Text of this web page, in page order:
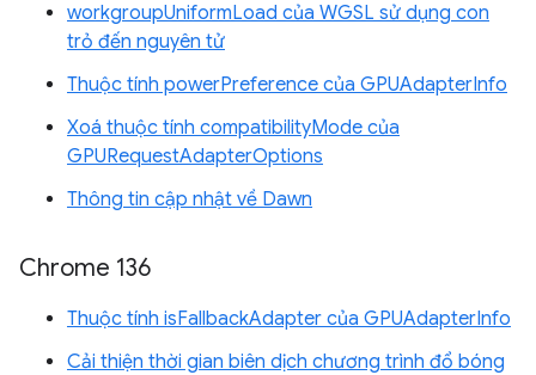
workgroupUniformLoad của WGSL sử dụng con
trỏ đến nguyên tử
Thuộc tính powerPreference của GPUAdapterInfo
Xoá thuộc tính compatibilityMode của
GPURequestAdapterOptions
Thông tin cập nhật về Dawn
Chrome 136
Thuộc tính isFallbackAdapter của GPUAdapterInfo
Cải thiện thời gian biên dịch chương trình đổ bóng